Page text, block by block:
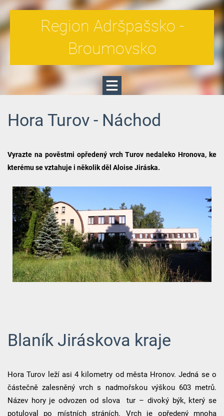
Region Adršpašsko -
Broumovsko
Hora Turov - Náchod
Vyrazte na pověstmi opředený vrch Turov nedaleko Hronova, ke
kterému se vztahuje i několik děl Aloise Jiráska.
Blaník Jiráskova kraje
Hora Turov leží asi 4 kilometry od města Hronov. Jedná se o
částečně zalesněný vrch s nadmořskou výškou 603 metrů.
Název hory je odvozen od slova tur – divoký býk, který se
potuloval po místních stráních. Vrch je opředený mnoha